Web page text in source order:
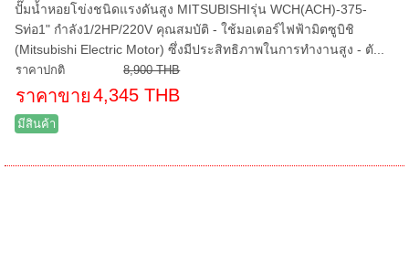
ปั๊มน้ำหอยโข่งชนิดแรงดันสูง MITSUBISHIรุ่น WCH(ACH)-375-
Sท่อ1" กำลัง1/2HP/220V คุณสมบัติ - ใช้มอเตอร์ไฟฟ้ามิตซูบิชิ
(Mitsubishi Electric Motor) ซึ่งมีประสิทธิภาพในการทำงานสูง - ตั...
ราคาปกติ 8,900 THB
ราคาขาย4,345 THB
มีสินค้า